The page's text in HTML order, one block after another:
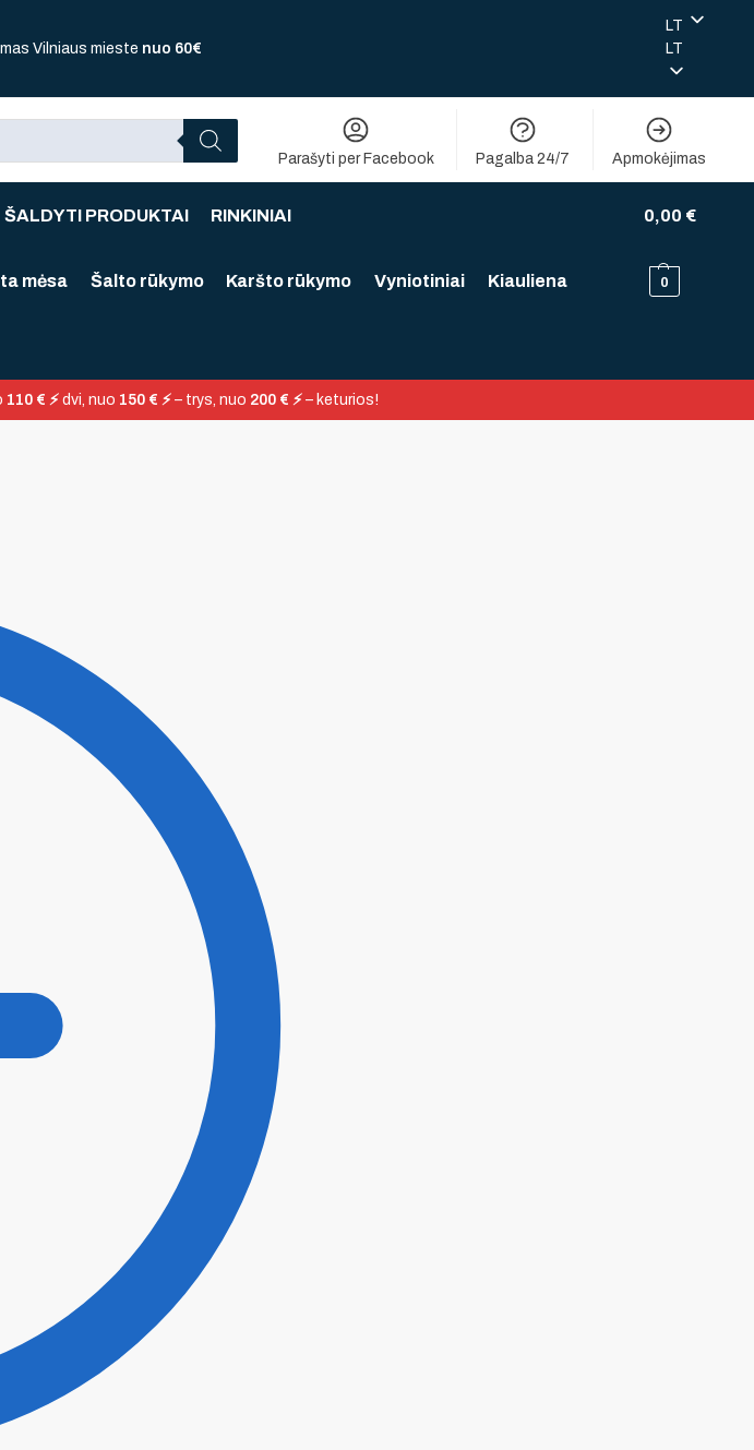
Vilniaus mieste nuo 60€
LT
LT
Parašyti per Facebook Pagalba 24/7 Apmokėjimas
ŠALDYTI PRODUKTAI RINKINIAI
mėsa Šalto rūkymo Karšto rūkymo Vyniotiniai Kiauliena
0,00 €
0
110 € ⚡dvi, nuo 150 € ⚡– trys, nuo 200 € ⚡– keturios!